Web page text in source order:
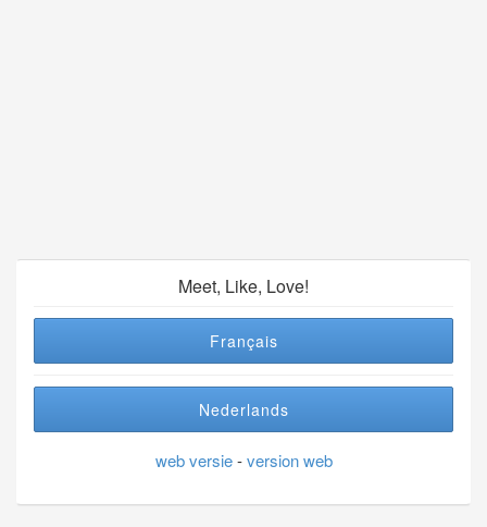
Meet, Like, Love!
Français
Nederlands
web versie-version web